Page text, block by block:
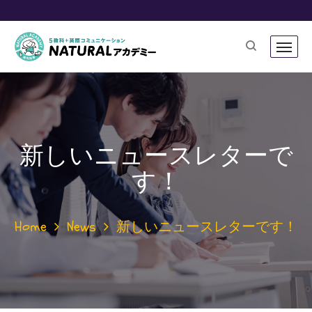
新しいニュースレターで
す！
Home News 新しいニュースレターです！